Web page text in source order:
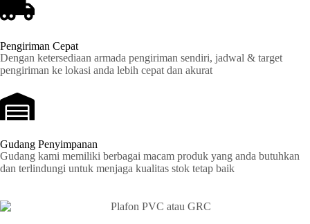
Pengiriman Cepat
Dengan ketersediaan armada pengiriman sendiri, jadwal & target
pengiriman ke lokasi anda lebih cepat dan akurat
Gudang Penyimpanan
Gudang kami memiliki berbagai macam produk yang anda butuhkan
dan terlindungi untuk menjaga kualitas stok tetap baik